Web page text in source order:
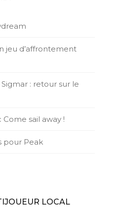
jeu d’affrontement
: retour sur le
sail away !
pour Peak
LOCAL